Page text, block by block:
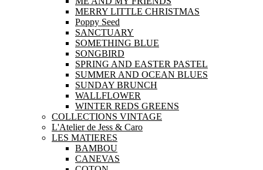
MERRY LITTLE CHRISTMAS
Poppy Seed
SANCTUARY
SOMETHING BLUE
SONGBIRD
SPRING AND EASTER PASTEL
SUMMER AND OCEAN BLUES
SUNDAY BRUNCH
WALLFLOWER
WINTER REDS GREENS
COLLECTIONS VINTAGE
L'Atelier de Jess & Caro
LES MATIERES
BAMBOU
CANEVAS